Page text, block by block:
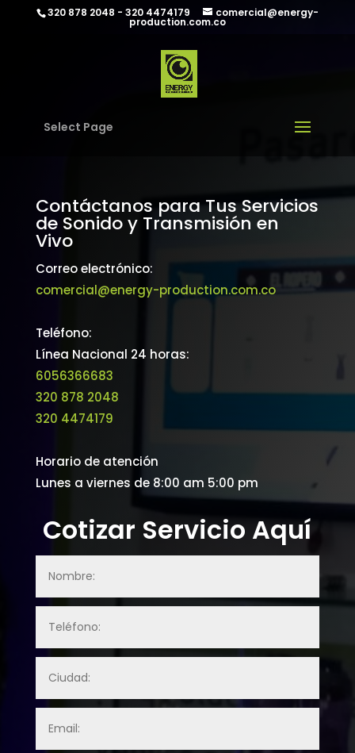
320 878 2048 - 320 4474179 comercial@energy-
production.com.co
Select Page
Contáctanos para Tus Servicios
de Sonido y Transmisión en
Vivo
Correo electrónico:
comercial@energy-production.com.co
Teléfono:
Línea Nacional 24 horas:
6056366683
320 878 2048
320 4474179
Horario de atención
Lunes a viernes de 8:00 am 5:00 pm
Cotizar Servicio Aquí